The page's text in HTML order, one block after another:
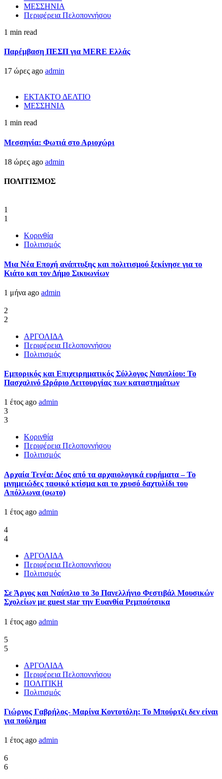
ΜΕΣΣΗΝΙΑ
Περιφέρεια Πελοποννήσου
1 min read
Παρέμβαση ΠΕΣΠ για MERE Ελλάς
17 ώρες ago admin
ΕΚΤΑΚΤΟ ΔΕΛΤΙΟ
ΜΕΣΣΗΝΙΑ
1 min read
Μεσσηνία: Φωτιά στο Αριοχώρι
18 ώρες ago admin
ΠΟΛΙΤΙΣΜΟΣ
1
1
Κορινθία
Πολιτισμός
Μια Νέα Εποχή ανάπτυξης και πολιτισμού ξεκίνησε για το
Κιάτο και τον Δήμο Σικυωνίων
1 μήνα ago admin
2
2
ΑΡΓΟΛΙΔΑ
Περιφέρεια Πελοποννήσου
Πολιτισμός
Εμπορικός και Επιχειρηματικός Σύλλογος Ναυπλίου: Το
Πασχαλινό Ωράριο Λειτουργίας των καταστημάτων
1 έτος ago admin
3
3
Κορινθία
Περιφέρεια Πελοποννήσου
Πολιτισμός
Αρχαία Τενέα: Δέος από τα αρχαιολογικά ευρήματα – Το
μνημειώδες ταφικό κτίσμα και το χρυσό δαχτυλίδι του
Απόλλωνα (φωτο)
1 έτος ago admin
4
4
ΑΡΓΟΛΙΔΑ
Περιφέρεια Πελοποννήσου
Πολιτισμός
Σε Άργος και Ναύπλιο το 3ο Πανελλήνιο Φεστιβάλ Μουσικών
Σχολείων με guest star την Ευανθία Ρεμπούτσικα
1 έτος ago admin
5
5
ΑΡΓΟΛΙΔΑ
Περιφέρεια Πελοποννήσου
ΠΟΛΙΤΙΚΗ
Πολιτισμός
Γιώργος Γαβρήλος- Μαρίνα Κοντοτόλη: Το Μπούρτζι δεν είναι
για πούλημα
1 έτος ago admin
6
6